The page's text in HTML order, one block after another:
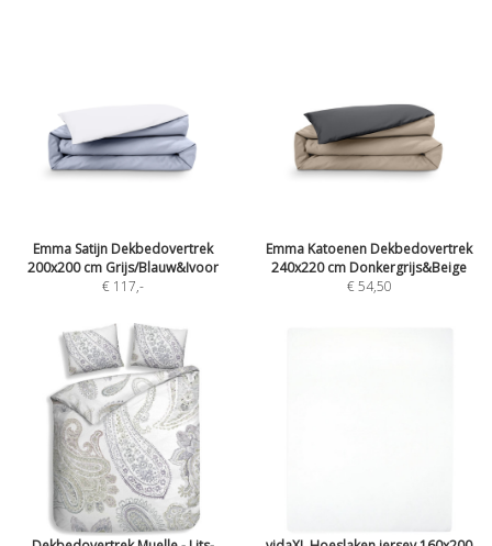
Emma Satijn Dekbedovertrek
200x200 cm Grijs/Blauw&Ivoor
€ 117,-
Emma Katoenen Dekbedovertrek
240x220 cm Donkergrijs&Beige
€ 54,50